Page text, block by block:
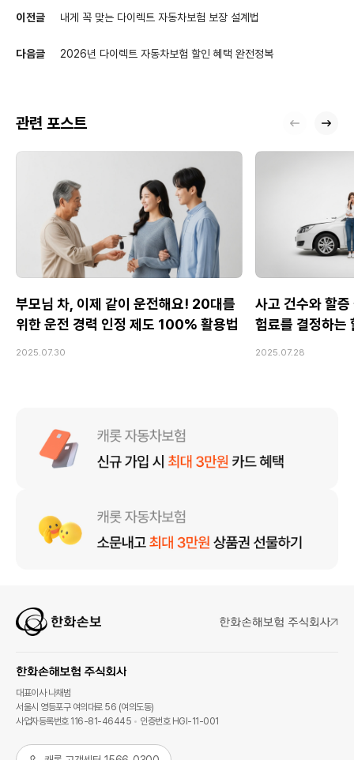
이전글 내게 꼭 맞는 다이렉트 자동차보험 보장 설계법
다음글 2026년 다이렉트 자동차보험 할인 혜택 완전정복
관련 포스트
부모님 차, 이제 같이 운전해요! 20대를
위한 운전 경력 인정 제도 100% 활용법
2025.07.30
사고 건수와 할
험료를 결정하는
2025.07.28
대표이사 나채범
서울시 영등포구 여의대로 56 (여의도동)
사업자등록번호 116-81-46445
인증번호 HGI-11-001